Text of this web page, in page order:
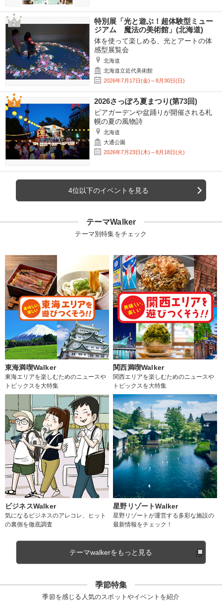
特別展「光と遊ぶ！超体験型ミュー
ジアム 魔法の美術館」(北海道)
体を使って楽しめる、光とアートの体
感型展覧会
北海道
北海道立近代美術館
2026年7月17日(金)～8月30日(日)
2026さっぽろ夏まつり(第73回)
ビアガーデンや盆踊りが開催される札
幌の夏の風物詩
北海道
大通公園
2026年7月23日(木)～8月18日(火)
4位以下のイベントを見る
テーマWalker
テーマ別特集をチェック
東海満喫Walker
東海エリアを楽しむためのニュースや
トピックスを大特集
関西満喫Walker
関西エリアを楽しむためのニュースや
トピックスを大特集
ビジネスWalker
気になるビジネスのアレコレ、ヒット
の裏側を徹底調査
星野リゾートWalker
星野リゾートが運営する多彩な施設の
最新情報をチェック！
テーマwalkerをもっと見る
季節特集
季節を感じる人気のスポットやイベントを紹介